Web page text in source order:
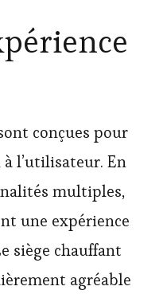
conçues pour
l’utilisateur. En
multiples,
une expérience
siège chauffant
agréable